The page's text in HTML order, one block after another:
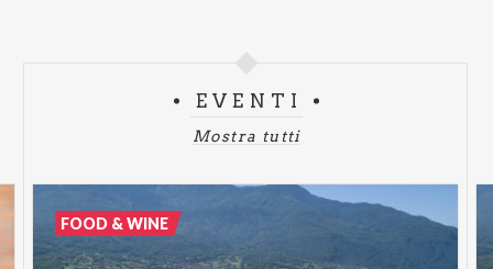
EVENTI
Mostra tutti
FOOD & WINE